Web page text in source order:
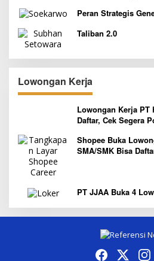
Peran Strategis
Taliban 2.0
Lowongan Kerja
Lowongan Kerja PT
Daftar, Cek Segera
Shopee Buka
SMA/SMK Bisa
PT JJAA Buka 4